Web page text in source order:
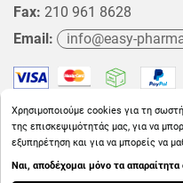
Fax: 210 961 8628
Email:
info@easy-
Copyright ©
Χρησιμοποιούμε cookies για τη
της επισκεψιμότητάς μας, για να
εξυπηρέτηση και για να μπορείς να
Ναι, αποδέχομαι μόνο τα